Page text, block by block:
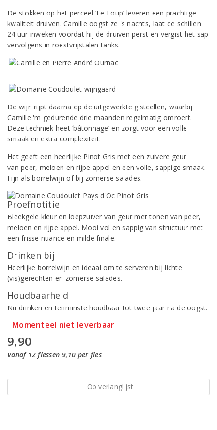
De stokken op het perceel ‘Le Loup’ leveren een prachtige
kwaliteit druiven. Camille oogst ze 's nachts, laat de schillen
24 uur inweken voordat hij de druiven perst en vergist het sap
vervolgens in roestvrijstalen tanks.
De wijn rijpt daarna op de uitgewerkte gistcellen, waarbij
Camille 'm gedurende drie maanden regelmatig omroert.
Deze techniek heet ‘bâtonnage’ en zorgt voor een volle
smaak en extra complexiteit.
Het geeft een heerlijke Pinot Gris met een zuivere geur
van peer, meloen en rijpe appel en een volle, sappige smaak.
Fijn als borrelwijn of bij zomerse salades.
Proefnotitie
Bleekgele kleur en loepzuiver van geur met tonen van peer,
meloen en rijpe appel. Mooi vol en sappig van structuur met
een frisse nuance en milde finale.
Drinken bij
Heerlijke borrelwijn en ideaal om te serveren bij lichte
(vis)gerechten en zomerse salades.
Houdbaarheid
Nu drinken en tenminste houdbaar tot twee jaar na de oogst.
Momenteel niet leverbaar
9,90
Vanaf 12 flessen 9,10 per fles
Op verlanglijst